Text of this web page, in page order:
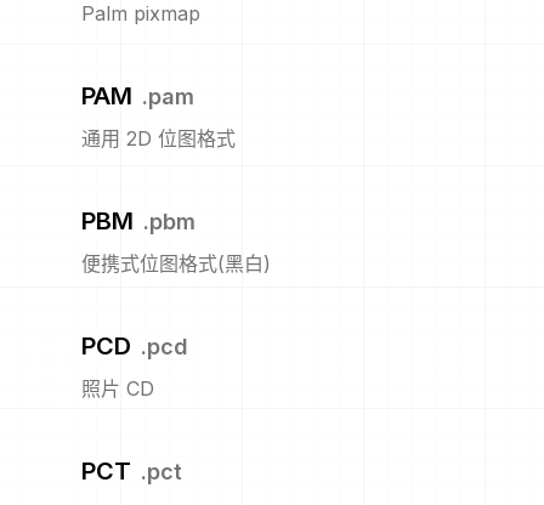
Palm pixmap
PAM .pam
通用 2D 位图格式
PBM .pbm
便携式位图格式(黑白)
PCD .pcd
照片 CD
PCT .pct